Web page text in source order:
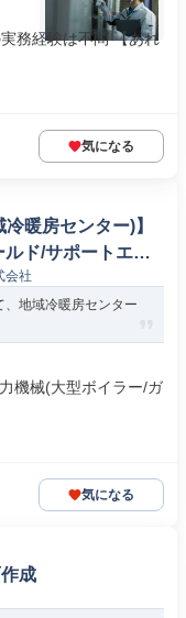
務経験は不問 【あれ
気になる
暖房センター)】
ド/サポートエン
会社
、地域冷暖房センター
機械(大型ボイラー/ガ
気になる
成